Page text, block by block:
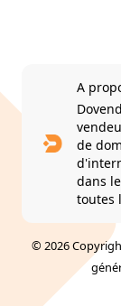
A
de
dans
toutes
© 2026